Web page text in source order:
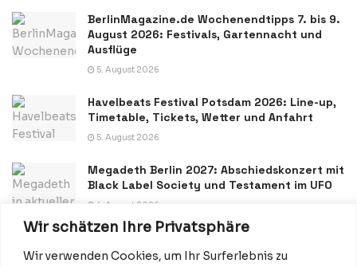
Wir schätzen Ihre Privatsphäre
Wir verwenden Cookies, um Ihr Surferlebnis zu
BerlinMagazine.de Wochenendtipps 7. bis 9.
August 2026: Festivals, Gartennacht und
Ausflüge
5. August 2026
Havelbeats Festival Potsdam 2026: Line-up,
Timetable, Tickets, Wetter und Anfahrt
5. August 2026
Megadeth Berlin 2027: Abschiedskonzert mit
Black Label Society und Testament im UFO
4. August 2026